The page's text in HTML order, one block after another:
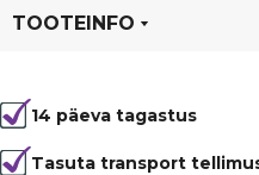
TOOTEINFO
14 päeva tagastus
Tasuta transport